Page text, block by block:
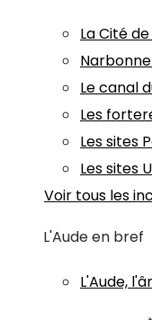
La Cité
Le canal
Les
Les sites
Les sites
Voir tous les
L'Aude en bref
L'Aude,